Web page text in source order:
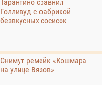
Тарантино сравнил
Голливуд с фабрикой
безвкусных сосисок
Снимут ремейк «Кошмара
на улице Вязов»